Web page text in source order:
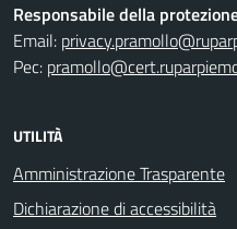
Responsabile della
Email:
Pec:
UTILITÀ
Amministrazione Trasparente
Dichiarazione di accessibilità